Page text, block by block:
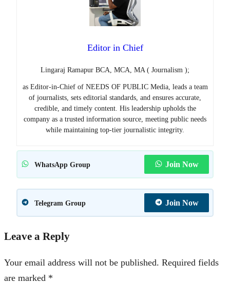
Editor in Chief
Lingaraj Ramapur BCA, MCA, MA ( Journalism );
as Editor-in-Chief of NEEDS OF PUBLIC Media, leads a team
of journalists, sets editorial standards, and ensures accurate,
credible, and timely content. His leadership upholds the
company as a trusted information source, meeting public needs
while maintaining top-tier journalistic integrity.
WhatsApp Group Join Now
Telegram Group Join Now
Leave a Reply
Your email address will not be published. Required fields
are marked *